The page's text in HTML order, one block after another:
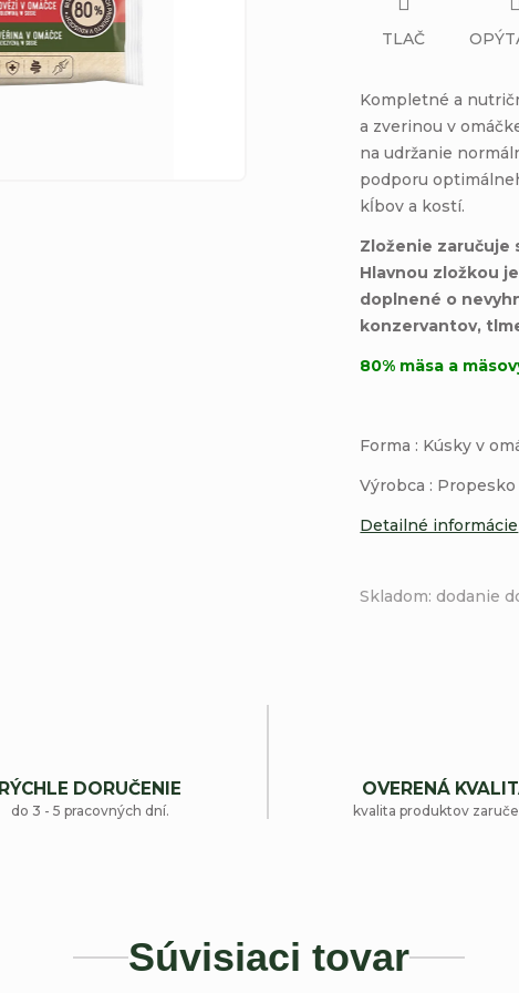
Skladom: dodanie
Kompletné a
a zverinou v
na udržanie
podporu
kĺbov a kostí.
Zloženie zaručuje
Hlavnou zložkou
doplnené o
konzervantov,
80% mäsa a
Forma : Kúsky v
Výrobca :
Detailné informácie
TLAČ
RÝCHLE DORUČENIE
do 3 - 5 pracovných dní.
OVERENÁ
kvalita produktov
Súvisiaci tovar